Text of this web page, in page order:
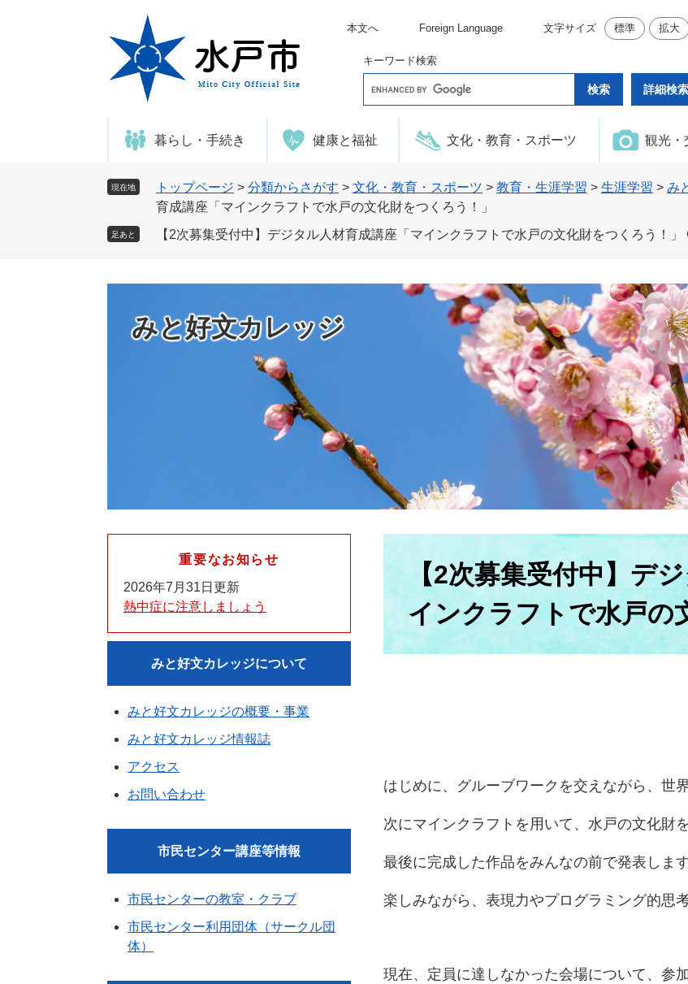
本文へ Foreign Language 文字サイズ 標準 拡大
キーワード検索
o
e
タ
ム
検
詳細検索
暮らし・手続き 健康と福祉 文化・教育・スポーツ 観光・
現在地 トップページ > 分類からさがす > 文化・教育・スポーツ > 教育・生涯学習 > 生涯学習 > み
育成講座「マインクラフトで水戸の文化財をつくろう！」
足あと 【2次募集受付中】デジタル人材育成講座「マインクラフトで水戸の文化財をつくろう！」
みと好文カレッジ
【2次募集受付中】デ
インクラフトで水戸の
はじめに、グルーブワークを交えながら、世
次にマインクラフトを用いて、水戸の文化財
最後に完成した作品をみんなの前で発表します
楽しみながら、表現力やプログラミング的思
現在、定員に達しなかった会場について、参
重要なお知らせ
2026年7月31日更新
熱中症に注意しましょう
みと好文カレッジについて
みと好文カレッジの概要・事業
みと好文カレッジ情報誌
アクセス
お問い合わせ
市民センター講座等情報
市民センターの教室・クラブ
市民センター利用団体（サークル団
体）